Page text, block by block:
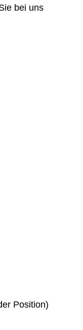
bei uns
Position)